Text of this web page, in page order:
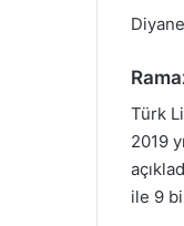
Türk
2019
ile 9